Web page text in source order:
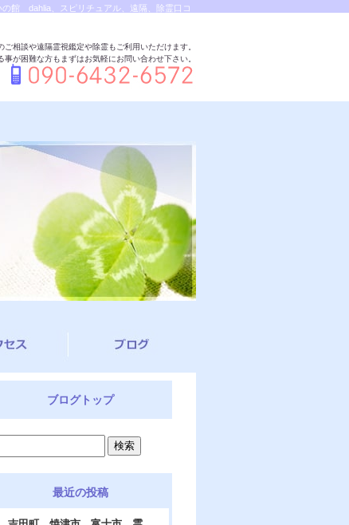
館 dahlia、スピリチュアル、遠隔、除霊口コ
相談や遠隔霊視鑑定や除霊もご利用いただけます。
が困難な方もまずはお気軽にお問い合わせ下さい。
ブログトップ
最近の投稿